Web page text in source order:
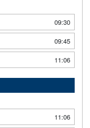
09:30
09:45
11:06
11:06